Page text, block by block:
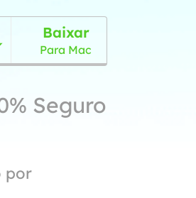
Baixar
Para Mac
Seguro
por